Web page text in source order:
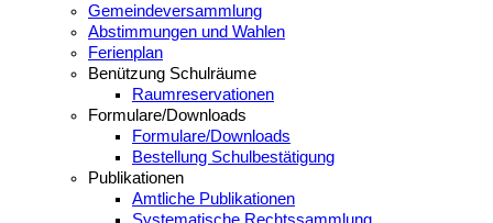
Gemeindeversammlung
Abstimmungen und Wahlen
Ferienplan
Benützung Schulräume
Raumreservationen
Formulare/Downloads
Formulare/Downloads
Bestellung Schulbestätigung
Publikationen
Amtliche Publikationen